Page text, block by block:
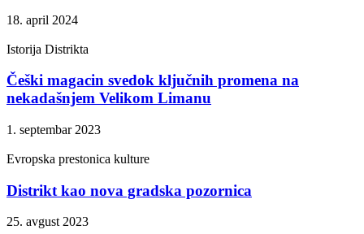
18. april 2024
Istorija Distrikta
Češki magacin svedok ključnih promena na
nekadašnjem Velikom Limanu
1. septembar 2023
Evropska prestonica kulture
Distrikt kao nova gradska pozornica
25. avgust 2023